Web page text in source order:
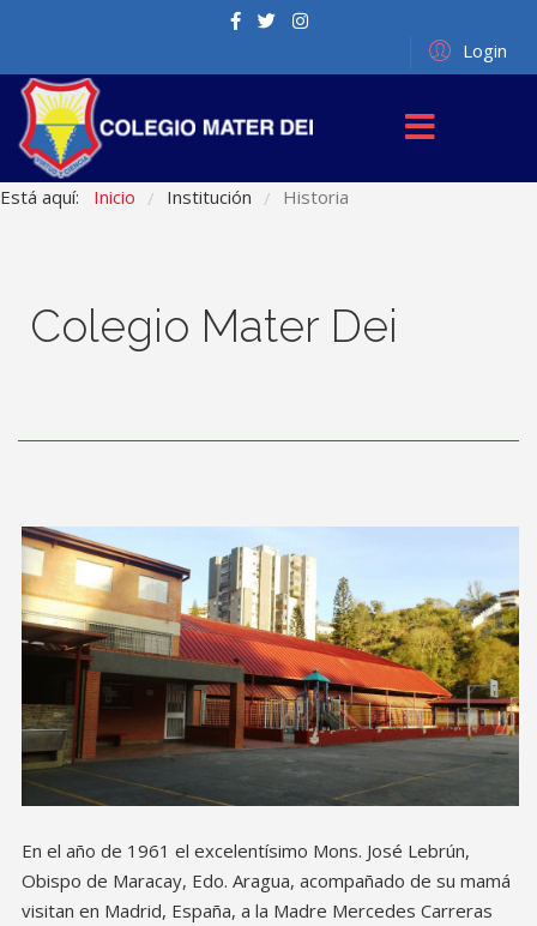
Login
Está aquí: Inicio / Institución / Historia
Colegio Mater Dei
En el año de 1961 el excelentísimo Mons. José Lebrún,
Obispo de Maracay, Edo. Aragua, acompañado de su mamá
visitan en Madrid, España, a la Madre Mercedes Carreras